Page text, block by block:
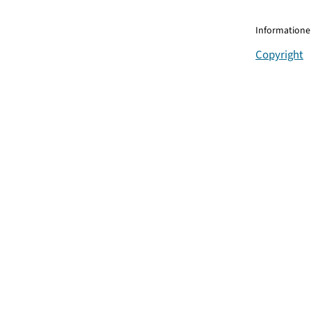
Copyright